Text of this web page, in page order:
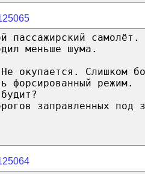
пассажирский
меньше шума.
окупается. Слишком
форсированный режим.
заправленных под